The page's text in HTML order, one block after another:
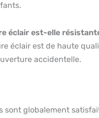
éclair est-elle
éclair est de haute
accidentelle.
sont globalement